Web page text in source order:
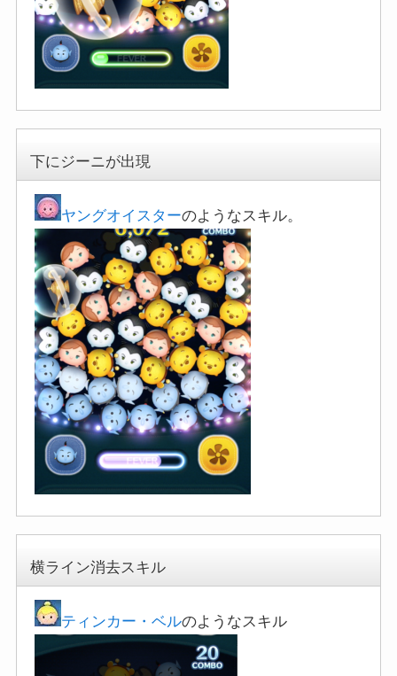
下にジーニが出現
ヤングオイスターのようなスキル。
横ライン消去スキル
ティンカー・ベルのようなスキル